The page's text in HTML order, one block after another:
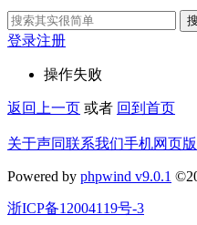
登录注册
操作失败
返回上一页 或者 回到首页
关于声同联系我们手机网页版
Powered by phpwind v9.0.1
浙ICP备12004119号-3